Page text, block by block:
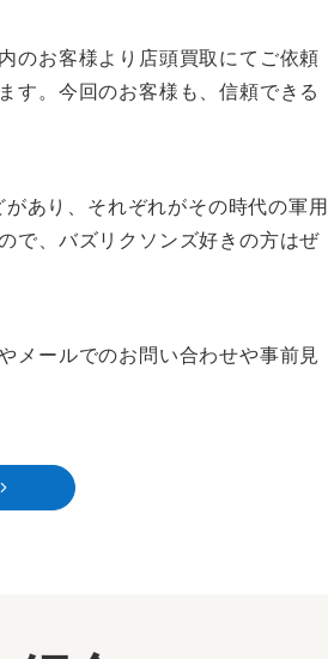
のお客様より店頭買取にてご依頼
す。今回のお客様も、信頼できる
あり、それぞれがその時代の軍用
で、バズリクソンズ好きの方はぜ
メールでのお問い合わせや事前見